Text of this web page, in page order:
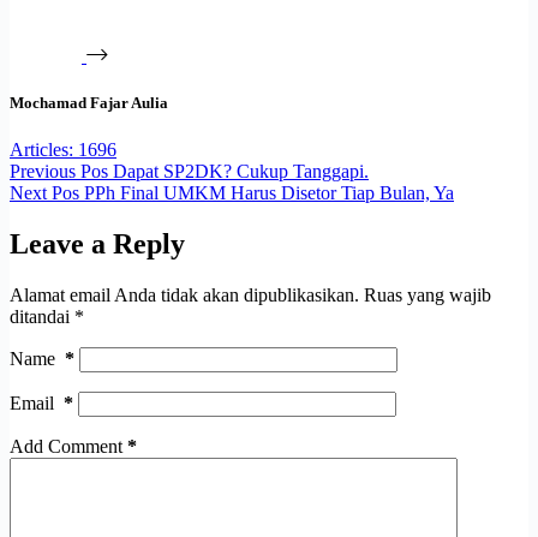
Mochamad Fajar Aulia
Articles: 1696
Previous Pos Dapat SP2DK? Cukup Tanggapi.
Next Pos PPh Final UMKM Harus Disetor Tiap Bulan, Ya
Leave a Reply
Alamat email Anda tidak akan dipublikasikan. Ruas yang wajib
ditandai *
Name *
Email *
Add Comment *